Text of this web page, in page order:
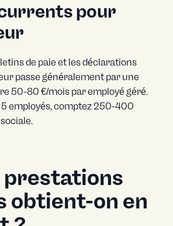
pour
de paie et les déclarations
passe généralement par une
50-80 €/mois par employé géré.
5 employés, comptez 250-400
prestations
obtient-on en